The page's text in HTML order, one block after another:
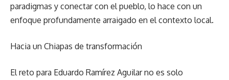
paradigmas y conectar con el pueblo, lo hace con un
enfoque profundamente arraigado en el contexto local.
Hacia un Chiapas de transformación
El reto para Eduardo Ramírez Aguilar no es solo